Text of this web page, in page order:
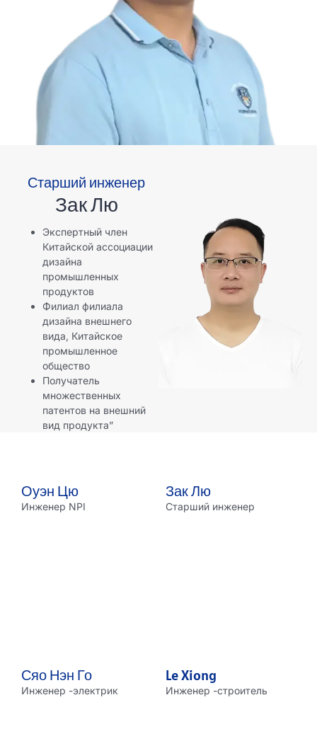
Старший инженер
Зак Лю
Экспертный член
Китайской ассоциации
дизайна
промышленных
продуктов
Филиал филиала
дизайна внешнего
вида, Китайское
промышленное
общество
Получатель
множественных
патентов на внешний
вид продукта”
Оуэн Цю
Инженер NPI
Зак Лю
Старший инженер
Сяо Нэн Го
Инженер -электрик
Le Xiong
Инженер -строитель